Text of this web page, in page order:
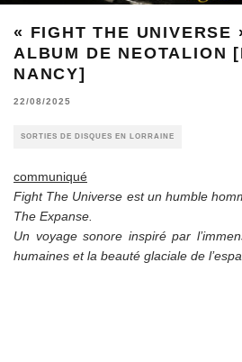
« FIGHT THE UNIVERSE
ALBUM DE NEOTALION
NANCY]
22/08/2025
SORTIES DE DISQUES EN LORRAINE
communiqué
Fight The Universe est un humble
The Expanse.
Un voyage sonore inspiré par
humaines et la beauté glaciale de